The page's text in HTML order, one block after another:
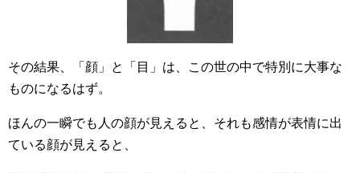
その結果、「顔」と「目」は、この世の中で特別に大事な
ものになるはず。
ほんの一瞬でも人の顔が見えると、それも感情が表情に出
ている顔が見えると、